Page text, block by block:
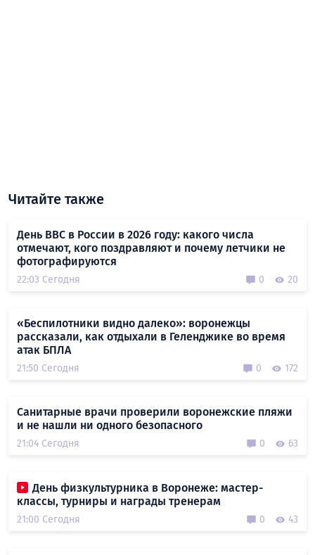
Читайте также
День ВВС в России в 2026 году: какого числа
отмечают, кого поздравляют и почему летчики не
фотографируются
22:03 Сегодня 0 20
«Беспилотники видно далеко»: воронежцы
рассказали, как отдыхали в Геленджике во время
атак БПЛА
21:50 Сегодня 0 172
Санитарные врачи проверили воронежские пляжи
и не нашли ни одного безопасного
21:04 Сегодня 0 63
День физкультурника в Воронеже: мастер-
классы, турниры и награды тренерам
21:00 Сегодня 0 43